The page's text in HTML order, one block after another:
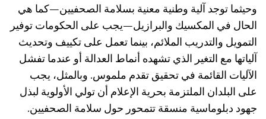
وحيثما توجد آلية وطنية معنية بسلامة الصحفيين—كما هي
الحال في المكسيك والبرازيل—يجب على الحكومات توفير
التمويل والتدريب الملائم، بينما تعمل على تكييف وتحديث
آلياتها مع التغير الذي تشهده أنماط العدالة أو عندما تفشل
الآليات القائمة في تحقيق تقدم ملموس. وبالمثل، يجب
على البلدان الملتزمة بحرية الإعلام أن تولي الأولوية لبذل
جهود دبلوماسية منسقة تتمحور حول سلامة الصحفيين.